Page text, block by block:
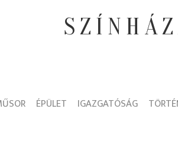
ÉPÜLET IGAZGATÓSÁG